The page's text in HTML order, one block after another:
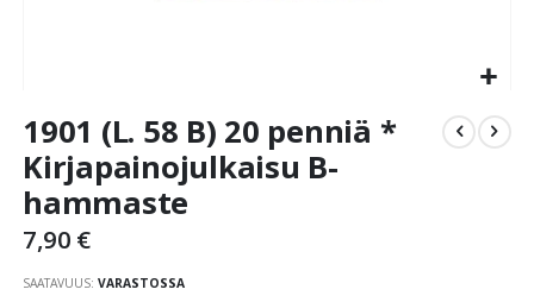
to
beginning
of
images
gallery
1901 (L. 58 B) 20 penniä *
Kirjapainojulkaisu B-
hammaste
7,90 €
SAATAVUUS: VARASTOSSA